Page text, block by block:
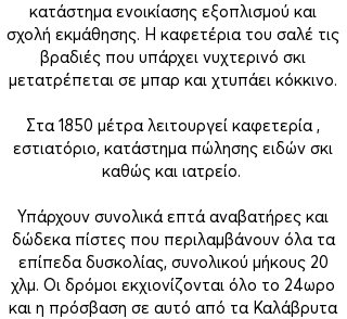
κατάστημα ενοικίασης εξοπλισμού και
σχολή εκμάθησης. Η καφετέρια του σαλέ τις
βραδιές που υπάρχει νυχτερινό σκι
μετατρέπεται σε μπαρ και χτυπάει κόκκινο.
Στα 1850 μέτρα λειτουργεί καφετερία ,
εστιατόριο, κατάστημα πώλησης ειδών σκι
καθώς και ιατρείο.
Υπάρχουν συνολικά επτά αναβατήρες και
δώδεκα πίστες που περιλαμβάνουν όλα τα
επίπεδα δυσκολίας, συνολικού μήκους 20
χλμ. Οι δρόμοι εκχιονίζονται όλο το 24ωρο
και η πρόσβαση σε αυτό από τα Καλάβρυτα